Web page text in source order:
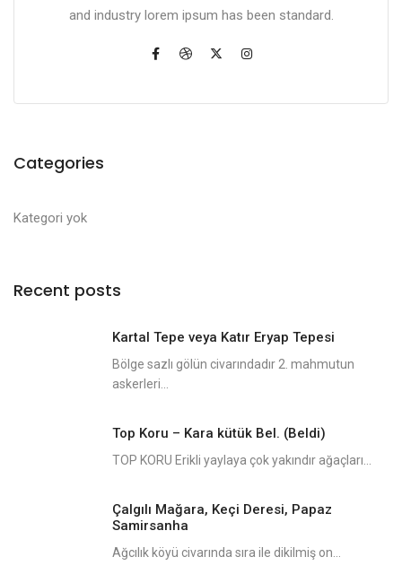
and industry lorem ipsum has been standard.
Categories
Kategori yok
Recent posts
Kartal Tepe veya Katır Eryap Tepesi
Bölge sazlı gölün civarındadır 2. mahmutun
askerleri...
Top Koru – Kara kütük Bel. (Beldi)
TOP KORU Erikli yaylaya çok yakındır ağaçları...
Çalgılı Mağara, Keçi Deresi, Papaz
Samirsanha
Ağcılık köyü civarında sıra ile dikilmiş on...